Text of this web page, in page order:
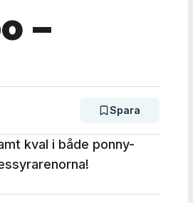
–
Spara
kval i både ponny-